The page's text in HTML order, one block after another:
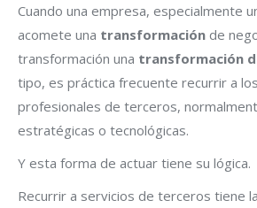
Cuando una empresa, especialmente
acomete una transformación de
transformación una transformación
tipo, es práctica frecuente recurrir a
profesionales de terceros,
estratégicas o tecnológicas.
Y esta forma de actuar tiene su lógica.
Recurrir a servicios de terceros tiene